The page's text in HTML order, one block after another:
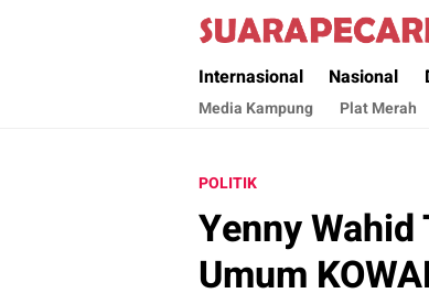
Suara Pecari
Suara Pencerahan Anak Negeri (
Internasional Nasional
Media Kampung Plat Merah
POLITIK
Yenny
Umum